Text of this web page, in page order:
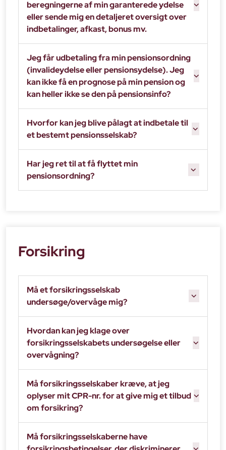
beregningerne af min garanterede ydelse
eller sende mig en detaljeret oversigt over
indbetalinger, afkast, bonus mv.
Jeg får udbetaling fra min pensionsordning
(invalideydelse eller pensionsydelse). Jeg
kan ikke få en prognose på min pension og
kan heller ikke se den på pensionsinfo?
Hvorfor kan jeg blive pålagt at indbetale til
et bestemt pensionsselskab?
Har jeg ret til at få flyttet min
pensionsordning?
Forsikring
Må et forsikringsselskab
undersøge/overvåge mig?
Hvordan kan jeg klage over
forsikringsselskabets undersøgelse eller
overvågning?
Må forsikringsselskaber kræve, at jeg
oplyser mit CPR-nr. for at give mig et tilbud
om forsikring?
Må forsikringsselskaberne have